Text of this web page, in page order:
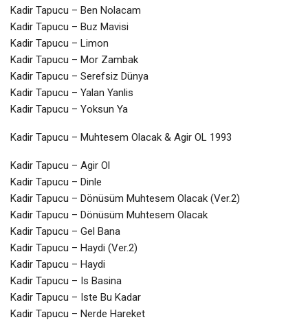
Kadir Tapucu – Ben Nolacam
Kadir Tapucu – Buz Mavisi
Kadir Tapucu – Limon
Kadir Tapucu – Mor Zambak
Kadir Tapucu – Serefsiz Dünya
Kadir Tapucu – Yalan Yanlis
Kadir Tapucu – Yoksun Ya
Kadir Tapucu – Muhtesem Olacak & Agir OL 1993
Kadir Tapucu – Agir Ol
Kadir Tapucu – Dinle
Kadir Tapucu – Dönüsüm Muhtesem Olacak (Ver.2)
Kadir Tapucu – Dönüsüm Muhtesem Olacak
Kadir Tapucu – Gel Bana
Kadir Tapucu – Haydi (Ver.2)
Kadir Tapucu – Haydi
Kadir Tapucu – Is Basina
Kadir Tapucu – Iste Bu Kadar
Kadir Tapucu – Nerde Hareket